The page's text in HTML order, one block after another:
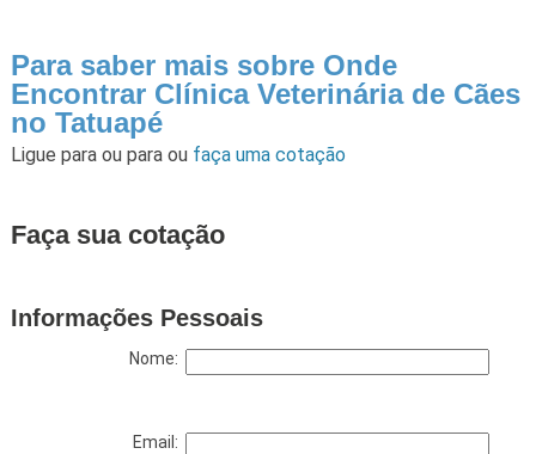
Para saber mais sobre Onde
Encontrar Clínica Veterinária de Cães
no Tatuapé
Ligue para ou para ou faça uma cotação
Faça sua cotação
Informações Pessoais
Nome:
Email: